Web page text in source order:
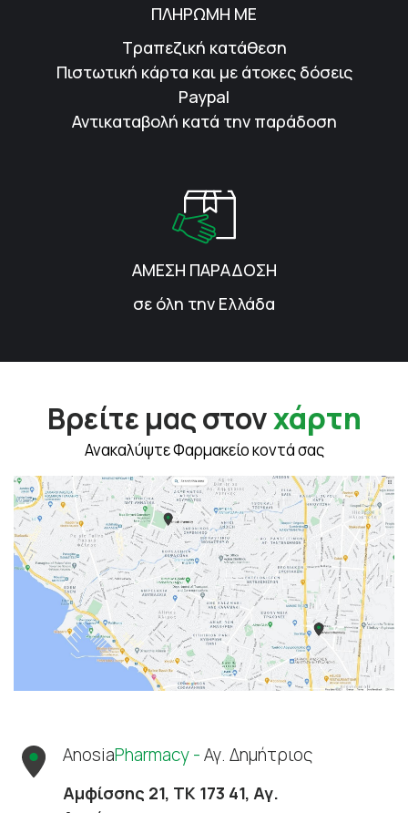
ΠΛΗΡΩΜΗ ΜΕ
Τραπεζική κατάθεση
Πιστωτική κάρτα και με άτοκες δόσεις
Paypal
Αντικαταβολή κατά την παράδοση
ΑΜΕΣΗ ΠΑΡΑΔΟΣΗ
σε όλη την Ελλάδα
Βρείτε μας στονχάρτη
Ανακαλύψτε Φαρμακείο κοντά σας
AnosiaPharmacy -Αγ. Δημήτριος
Αμφίσσης 21, ΤΚ 173 41, Αγ.